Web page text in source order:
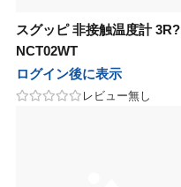
スグッピ 非接触温度計 3R?
NCT02WT
ログイン後に表示
レビュー無し